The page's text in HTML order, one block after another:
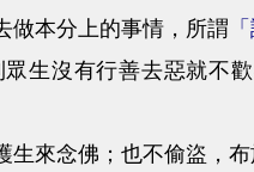
本分上的事情，所謂
生沒有行善去惡就不
念佛；也不偷盜，布